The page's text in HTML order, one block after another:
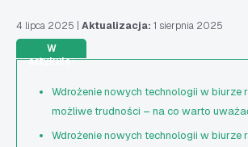
4 lipca 2025 Aktualizacja: 1 sierpnia 2025
W
artykule:
Wdrożenie nowych technologii w biurze
możliwe trudności – na co warto
Wdrożenie nowych technologii w biurze